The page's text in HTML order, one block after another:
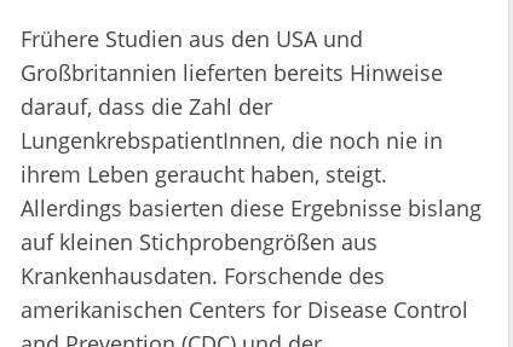
Frühere Studien aus den USA und
Großbritannien lieferten bereits Hinweise
darauf, dass die Zahl der
LungenkrebspatientInnen, die noch nie in
ihrem Leben geraucht haben, steigt.
Allerdings basierten diese Ergebnisse bislang
auf kleinen Stichprobengrößen aus
Krankenhausdaten. Forschende des
amerikanischen Centers for Disease Control